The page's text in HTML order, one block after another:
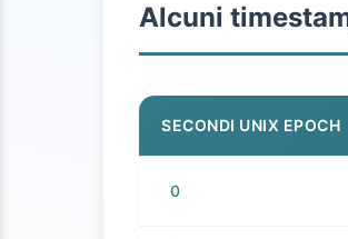
Alcuni
SECONDI UNIX EPOCH
0